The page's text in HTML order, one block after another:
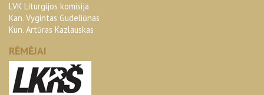
LVK Liturgijos komisija
Kan. Vygintas Gudeliūnas
Kun. Artūras Kazlauskas
RĖMĖJAI